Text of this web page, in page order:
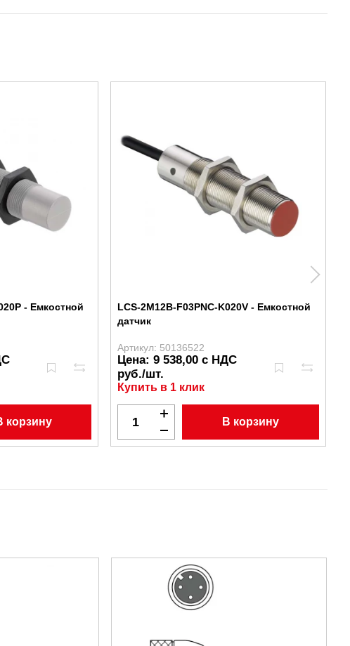
- Емкостной
корзину
LCS-2M12B-F03PNC-K020V - Емкостной
датчик
Артикул: 50136522
Цена: 9 538,00 с НДС
руб./шт.
Купить в 1 клик
В корзину